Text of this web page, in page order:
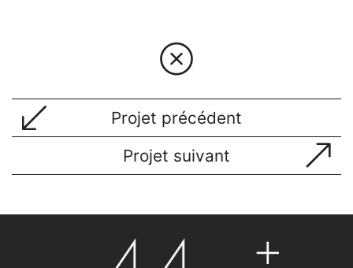
Projet précédent
Projet suivant